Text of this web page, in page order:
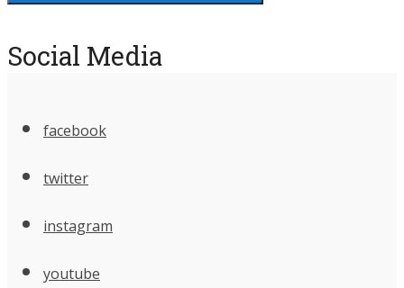
Social Media
facebook
twitter
instagram
youtube